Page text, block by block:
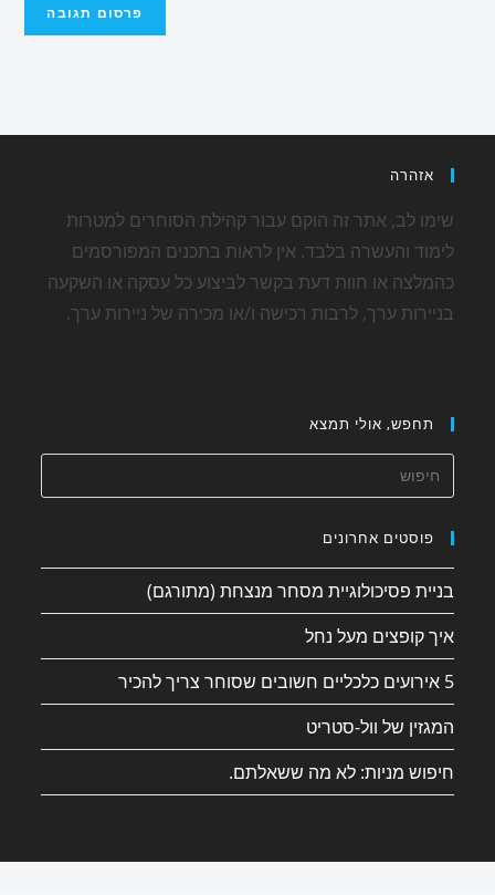
אזהרה
שימו לב, אתר זה הוקם עבור קהילת הסוחרים למטרות
לימוד והעשרה בלבד. אין לראות בתכנים המפורסמים
כהמלצה או חוות דעת בקשר לביצוע כל עסקה או השקעה
בניירות ערך, לרבות רכישה ו/או מכירה של ניירות ערך.
תחפש, אולי תמצא
פוסטים אחרונים
בניית פסיכולוגיית מסחר מנצחת (מתורגם)
איך קופצים מעל נחל
5 אירועים כלכליים חשובים שסוחר צריך להכיר
המגזין של וול-סטריט
חיפוש מניות: לא מה ששאלתם.